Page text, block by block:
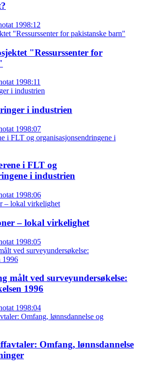
1998:12
"Ressurssenter for
1998:11
i industrien
1998:07
i FLT og
i industrien
1998:06
– lokal virkelighet
1998:05
målt ved surveyundersøkelse:
1996
1998:04
Omfang, lønnsdannelse